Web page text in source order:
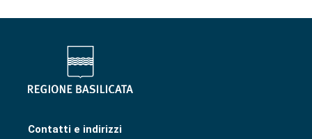
Contatti e indirizzi